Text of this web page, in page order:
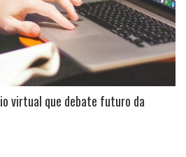
virtual que debate futuro da